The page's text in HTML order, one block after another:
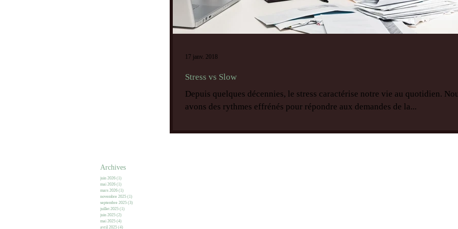
Stress vs Slow
Depuis quelques décennies, le stress caractérise notre vie au quotidien.
avons des rythmes effrénés pour répondre aux demandes de la...
17 janv. 2018
Archives
juin 2026 (1)
mai 2026 (1)
mars 2026 (1)
novembre 2025 (1)
septembre 2025 (3)
juillet 2025 (1)
juin 2025 (2)
mai 2025 (4)
avril 2025 (4)